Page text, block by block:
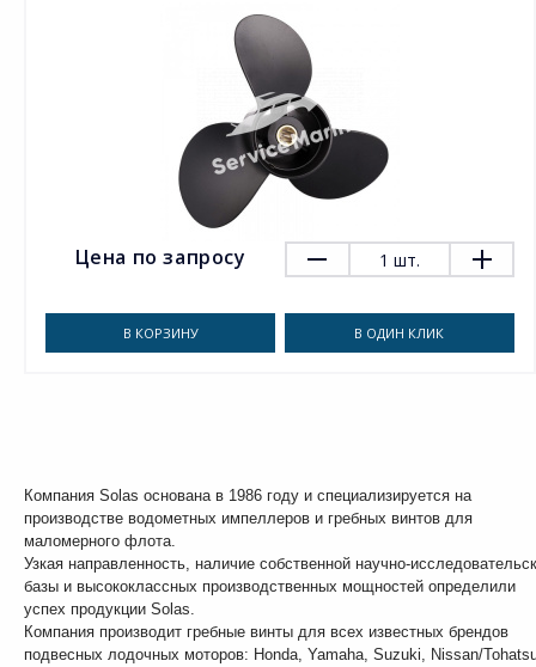
Цена по запросу 1 шт.
В КОРЗИНУ В ОДИН КЛИК
Компания Solas основана в 1986 году и специализируется на
производстве водометных импеллеров и гребных винтов для
маломерного флота.
Узкая направленность, наличие собственной научно-
базы и высококлассных производственных мощностей определили
успех продукции Solas.
Компания производит гребные винты для всех известных брендов
подвесных лодочных моторов: Honda, Yamaha, Suzuki, Nissan/